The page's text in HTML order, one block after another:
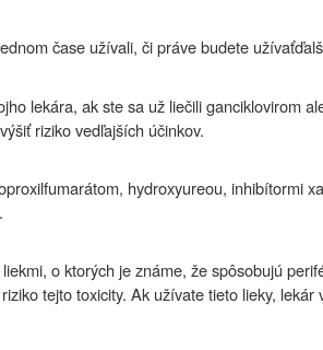
čase užívali, či práve budete užívať
lekára, ak ste sa už liečili ganciklovirom
riziko vedľajších účinkov.
hydroxyureou, inhibítormi
o ktorých je známe, že spôsobujú
tejto toxicity. Ak užívate tieto lieky,